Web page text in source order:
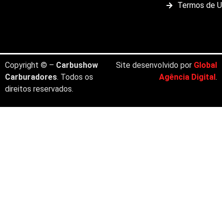
Termos de
Copyright © – Carbushow
Carburadores. Todos os
direitos reservados.
Site desenvolvido por Global
Agência Digital.